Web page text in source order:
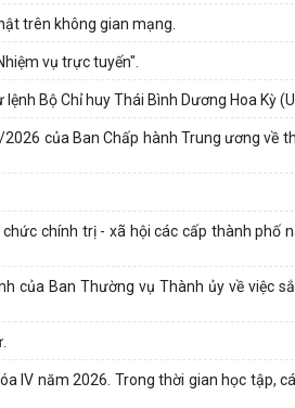
trên không gian mạng.
vụ trực tuyến".
Bộ Chỉ huy Thái Bình Dương Hoa Kỳ
của Ban Chấp hành Trung ương về
chính trị - xã hội các cấp thành phố
của Ban Thường vụ Thành ủy về việc
IV năm 2026. Trong thời gian học tập,